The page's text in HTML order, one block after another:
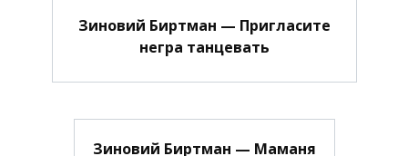
Зиновий Биртман — Пригласите
негра танцевать
Зиновий Биртман — Маманя